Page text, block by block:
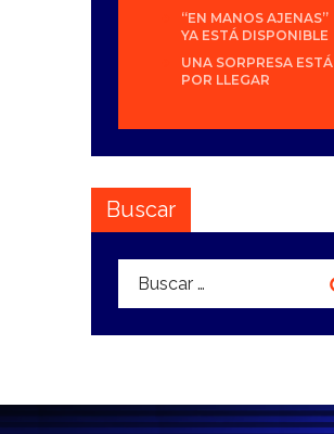
“EN MANOS AJENAS”
YA ESTÁ DISPONIBLE
UNA SORPRESA ESTÁ
POR LLEGAR
Buscar
Buscar: